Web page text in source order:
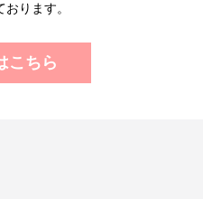
ります。
こちら